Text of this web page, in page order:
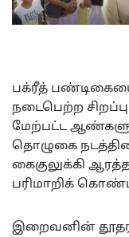
பக்ரீத்
நடைபெற்ற
மேற்பட்ட
தொழுகை
கைகுலுக்கி
பரிமாறிக்
இறைவனின்